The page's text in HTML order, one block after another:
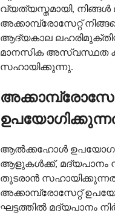
വ്യത്യസ്തമായി, നിങ്ങൾ
അക്കാമ്പ്രോസേറ്റ്
ആദ്യകാല
മാനസിക അസ്വസ്ഥത
സഹായിക്കുന്നു.
ആൽക്കഹോൾ
ആളുകൾക്ക്, മദ്യപാനം
തുടരാൻ
അക്കാമ്പ്രോസേറ്റ്
ഘട്ടത്തിൽ മദ്യപാനം